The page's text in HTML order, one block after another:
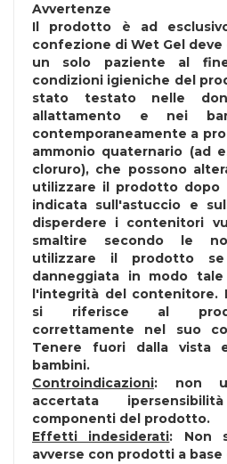
Avvertenze
Il prodotto è ad
confezione di Wet Gel
un solo paziente al
condizioni igieniche del
stato testato nelle
allattamento e nei
contemporaneamente a
ammonio quaternario (ad
cloruro), che possono
utilizzare il prodotto dopo
indicata sull'astuccio e
disperdere i contenitori
smaltire secondo le
utilizzare il prodotto
danneggiata in modo
l'integrità del contenitore.
si riferisce al
correttamente nel suo
Tenere fuori dalla vista
bambini.
Controindicazioni: non
accertata
componenti del prodotto.
Effetti indesiderati: Non
avverse con prodotti a base